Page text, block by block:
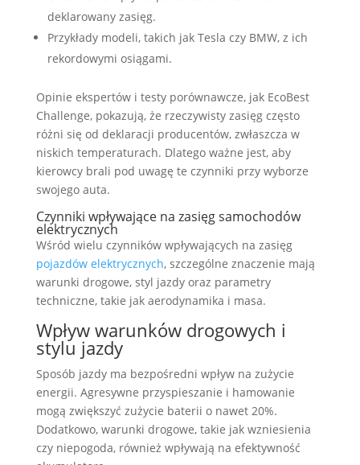
deklarowany zasięg.
Przykłady modeli, takich jak Tesla czy BMW, z ich
rekordowymi osiągami.
Opinie ekspertów i testy porównawcze, jak EcoBest
Challenge, pokazują, że rzeczywisty zasięg często
różni się od deklaracji producentów, zwłaszcza w
niskich temperaturach. Dlatego ważne jest, aby
kierowcy brali pod uwagę te czynniki przy wyborze
swojego auta.
Czynniki wpływające na zasięg samochodów
elektrycznych
Wśród wielu czynników wpływających na zasięg
pojazdów elektrycznych, szczególne znaczenie mają
warunki drogowe, styl jazdy oraz parametry
techniczne, takie jak aerodynamika i masa.
Wpływ warunków drogowych i
stylu jazdy
Sposób jazdy ma bezpośredni wpływ na zużycie
energii. Agresywne przyspieszanie i hamowanie
mogą zwiększyć zużycie baterii o nawet 20%.
Dodatkowo, warunki drogowe, takie jak wzniesienia
czy niepogoda, również wpływają na efektywność